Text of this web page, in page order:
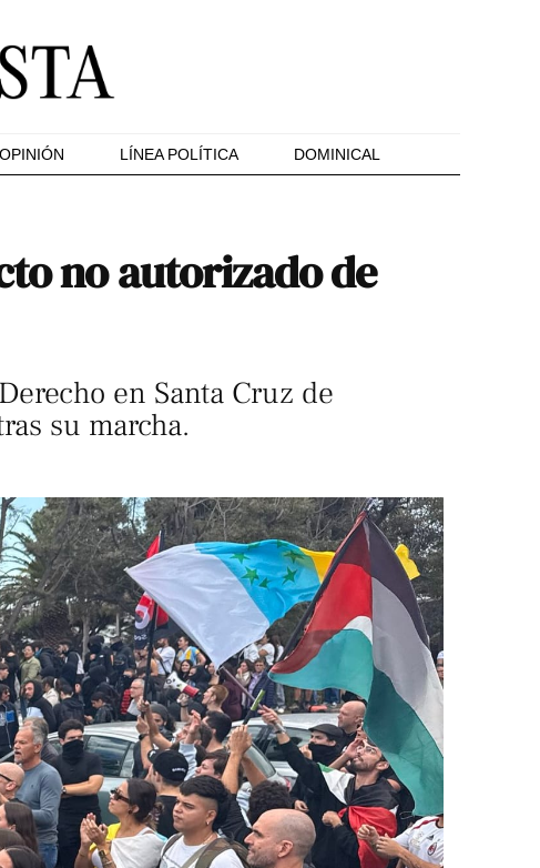
OPINIÓN LÍNEA POLÍTICA DOMINICAL
no autorizado de
en Santa Cruz de
su marcha.